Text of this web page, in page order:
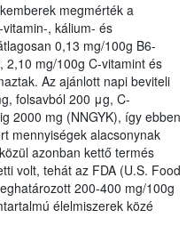
megmérték a
, kálium- és
0,13 mg/100g B6-
mg/100g C-vitamint és
Az ajánlott napi beviteli
folsavból 200 μg, C-
2000 mg (NNGYK), így ebben
mennyiségek alacsonynak
azonban kettő termés
volt, tehát az FDA (U.S. Food
200-400 mg/100g
élelmiszerek közé